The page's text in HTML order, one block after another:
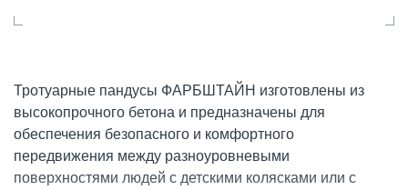
Тротуарные пандусы ФАРБШТАЙН изготовлены из
высокопрочного бетона и предназначены для
обеспечения безопасного и комфортного
передвижения между разноуровневыми
поверхностями людей с детскими колясками или с